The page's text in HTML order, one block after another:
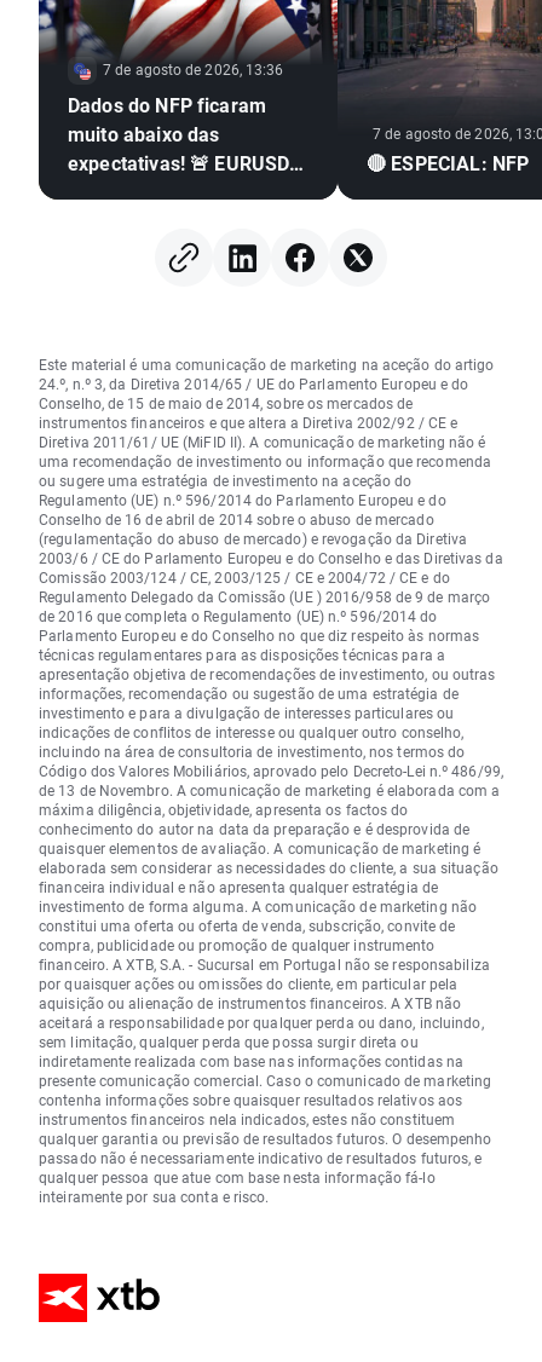
7 de agosto de 2026, 13:36
Dados do NFP ficaram
muito abaixo das
expectativas! 🚨 EURUSD
7 de agosto de 2026,
🔴 ESPECIAL: NFP
Este material é uma comunicação de marketing na aceção do artigo
24.º, n.º 3, da Diretiva 2014/65 / UE do Parlamento Europeu e do
Conselho, de 15 de maio de 2014, sobre os mercados de
instrumentos financeiros e que altera a Diretiva 2002/92 / CE e
Diretiva 2011/61/ UE (MiFID II). A comunicação de marketing não é
uma recomendação de investimento ou informação que recomenda
ou sugere uma estratégia de investimento na aceção do
Regulamento (UE) n.º 596/2014 do Parlamento Europeu e do
Conselho de 16 de abril de 2014 sobre o abuso de mercado
(regulamentação do abuso de mercado) e revogação da Diretiva
2003/6 / CE do Parlamento Europeu e do Conselho e das Diretivas da
Comissão 2003/124 / CE, 2003/125 / CE e 2004/72 / CE e do
Regulamento Delegado da Comissão (UE ) 2016/958 de 9 de março
de 2016 que completa o Regulamento (UE) n.º 596/2014 do
Parlamento Europeu e do Conselho no que diz respeito às normas
técnicas regulamentares para as disposições técnicas para a
apresentação objetiva de recomendações de investimento, ou outras
informações, recomendação ou sugestão de uma estratégia de
investimento e para a divulgação de interesses particulares ou
indicações de conflitos de interesse ou qualquer outro conselho,
incluindo na área de consultoria de investimento, nos termos do
Código dos Valores Mobiliários, aprovado pelo Decreto-Lei n.º 486/99,
de 13 de Novembro. A comunicação de marketing é elaborada com a
máxima diligência, objetividade, apresenta os factos do
conhecimento do autor na data da preparação e é desprovida de
quaisquer elementos de avaliação. A comunicação de marketing é
elaborada sem considerar as necessidades do cliente, a sua situação
financeira individual e não apresenta qualquer estratégia de
investimento de forma alguma. A comunicação de marketing não
constitui uma oferta ou oferta de venda, subscrição, convite de
compra, publicidade ou promoção de qualquer instrumento
financeiro. A XTB, S.A. - Sucursal em Portugal não se responsabiliza
por quaisquer ações ou omissões do cliente, em particular pela
aquisição ou alienação de instrumentos financeiros. A XTB não
aceitará a responsabilidade por qualquer perda ou dano, incluindo,
sem limitação, qualquer perda que possa surgir direta ou
indiretamente realizada com base nas informações contidas na
presente comunicação comercial. Caso o comunicado de marketing
contenha informações sobre quaisquer resultados relativos aos
instrumentos financeiros nela indicados, estes não constituem
qualquer garantia ou previsão de resultados futuros. O desempenho
passado não é necessariamente indicativo de resultados futuros, e
qualquer pessoa que atue com base nesta informação fá-lo
inteiramente por sua conta e risco.